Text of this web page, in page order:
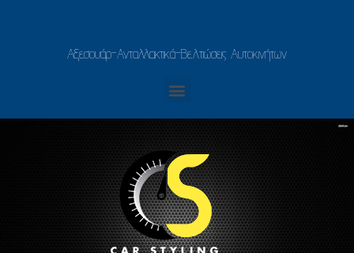
Αξεσουάρ-Ανταλλακτικά-Βελτιώσεις Αυτοκινήτων